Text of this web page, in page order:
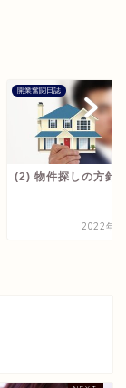
開業奮闘日誌
(2) 物件探しの方針
2022年3